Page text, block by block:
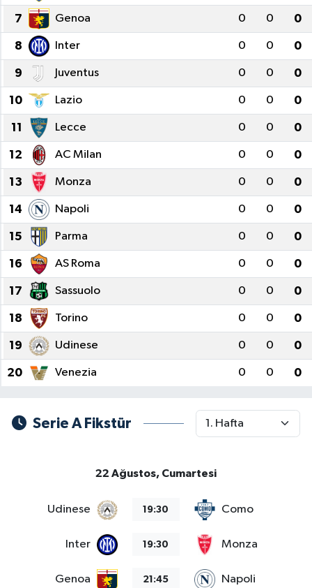
7 Genoa 0 0 0
8 Inter 0 0 0
9 Juventus 0 0 0
10 Lazio 0 0 0
11 Lecce 0 0 0
12 AC Milan 0 0 0
13 Monza 0 0 0
14 Napoli 0 0 0
15 Parma 0 0 0
16 AS Roma 0 0 0
17 Sassuolo 0 0 0
18 Torino 0 0 0
19 Udinese 0 0 0
20 Venezia 0 0 0
Serie A Fikstür
22 Ağustos, Cumartesi
Udinese 19:30 Como
Inter 19:30 Monza
Genoa 21:45 Napoli